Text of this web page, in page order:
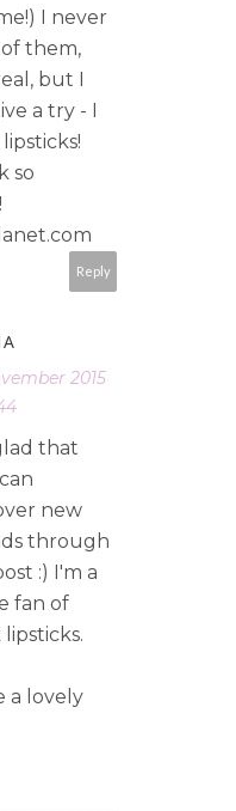
I never
them,
but I
a try - I
so
Reply
2015
that
new
through
:) I'm a
fan of
a lovely